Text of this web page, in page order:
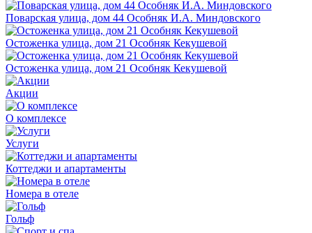
Поварская улица, дом 44 Особняк И.А. Миндовского
Остоженка улица, дом 21 Особняк Кекушевой
Остоженка улица, дом 21 Особняк Кекушевой
Акции
О комплексе
Услуги
Коттеджи и апартаменты
Номера в отеле
Гольф